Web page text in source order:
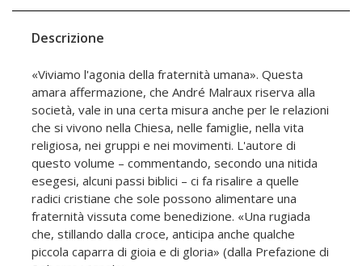
Descrizione
«Viviamo l'agonia della fraternità umana». Questa
amara affermazione, che André Malraux riserva alla
società, vale in una certa misura anche per le relazioni
che si vivono nella Chiesa, nelle famiglie, nella vita
religiosa, nei gruppi e nei movimenti. L'autore di
questo volume – commentando, secondo una nitida
esegesi, alcuni passi biblici – ci fa risalire a quelle
radici cristiane che sole possono alimentare una
fraternità vissuta come benedizione. «Una rugiada
che, stillando dalla croce, anticipa anche qualche
piccola caparra di gioia e di gloria» (dalla Prefazione di